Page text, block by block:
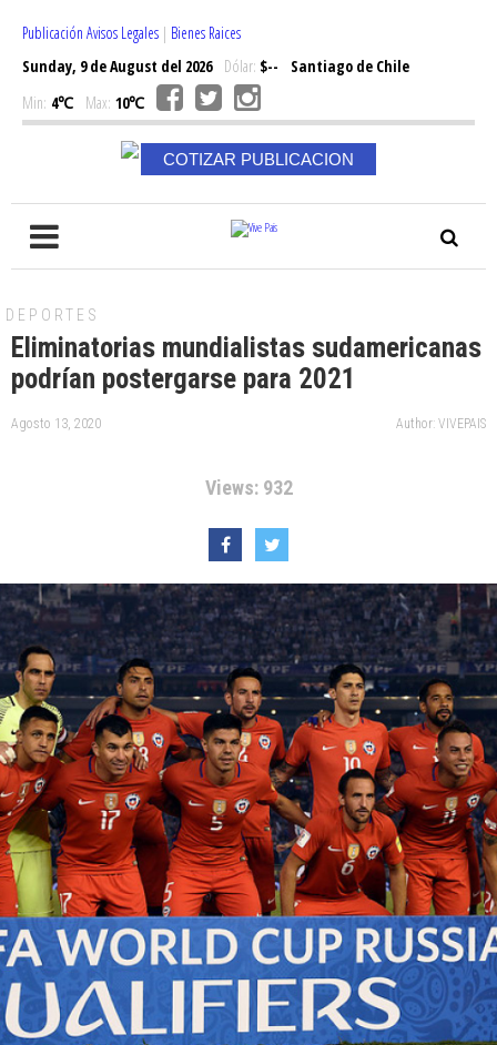
Publicación Avisos Legales | Bienes Raices
Sunday, 9 de August del 2026Dólar: $--
Santiago de Chile
Min: 4℃ Max: 10℃
COTIZAR PUBLICACION
DEPORTES
Eliminatorias mundialistas sudamericanas
podrían postergarse para 2021
Agosto 13, 2020 Author: VIVEPAIS
Views: 932